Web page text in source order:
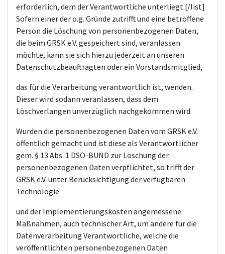
erforderlich, dem der Verantwortliche unterliegt.[/list]
Sofern einer der o.g. Gründe zutrifft und eine betroffene
Person die Löschung von personenbezogenen Daten,
die beim GRSK e.V. gespeichert sind, veranlassen
möchte, kann sie sich hierzu jederzeit an unseren
Datenschutzbeauftragten oder ein Vorstandsmitglied,
das für die Verarbeitung verantwortlich ist, wenden.
Dieser wird sodann veranlassen, dass dem
Löschverlangen unverzüglich nachgekommen wird.
Wurden die personenbezogenen Daten vom GRSK e.V.
öffentlich gemacht und ist diese als Verantwortlicher
gem. § 13 Abs. 1 DSO-BUND zur Löschung der
personenbezogenen Daten verpflichtet, so trifft der
GRSK e.V. unter Berücksichtigung der verfügbaren
Technologie
und der Implementierungskosten angemessene
Maßnahmen, auch technischer Art, um andere für die
Datenverarbeitung Verantwortliche, welche die
veröffentlichten personenbezogenen Daten